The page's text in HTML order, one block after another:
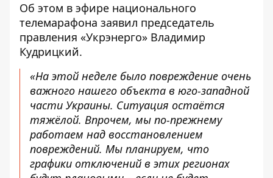
Об этом в эфире национального
телемарафона заявил председатель
правления «Укрэнерго» Владимир
Кудрицкий.
«На этой неделе было повреждение очень
важного нашего объекта в юго-западной
части Украины. Ситуация остаётся
тяжёлой. Впрочем, мы по-прежнему
работаем над восстановлением
повреждений. Мы планируем, что
графики отключений в этих регионах